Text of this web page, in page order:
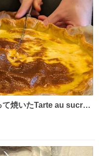
て焼いたTarte au sucre
糖をたっぷり振りか
だけ。溶けた砂糖はね
菓子に見えてナポレオ